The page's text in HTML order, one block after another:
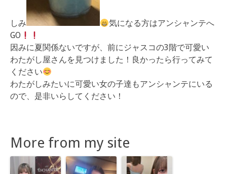
しみ
気になる方はアンシャンテへ
GO
因みに夏関係ないですが、前にジャスコの3階で可愛い
わたがし屋さんを見つけました！良かったら行ってみて
ください
わたがしみたいに可愛い女の子達もアンシャンテにいる
ので、是非いらしてください！
More from my site